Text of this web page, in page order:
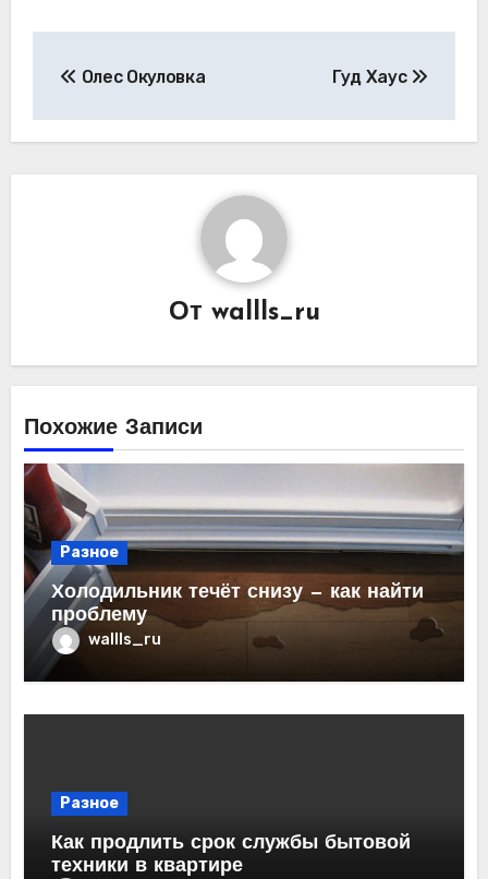
записям
Олес Окуловка Гуд Хаус
От wallls_ru
Похожие Записи
Разное
Холодильник течёт снизу — как найти
проблему
wallls_ru
Разное
Как продлить срок службы бытовой
техники в квартире